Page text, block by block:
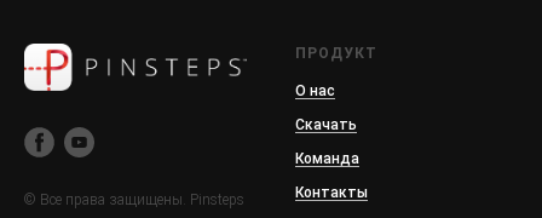
© Все права защищены. Pinsteps
ПРОДУКТ
О нас
Скачать
Команда
Контакты